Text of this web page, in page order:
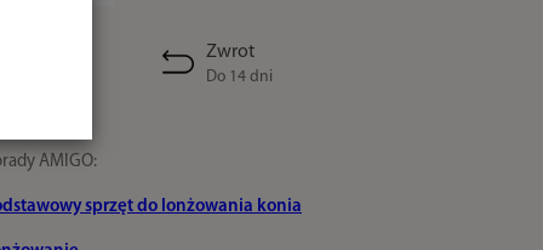
Zwrot
Do 14 dni
AMIGO:
sprzęt do lonżowania konia